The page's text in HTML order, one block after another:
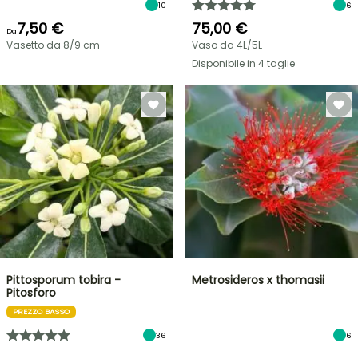
10
Da7,50 €
Vasetto da 8/9 cm
6
75,00 €
Vaso da 4L/5L
Disponibile in 4 taglie
Pittosporum tobira -
Pitosforo
PREZZO BASSO
36
Metrosideros x thomasii
6